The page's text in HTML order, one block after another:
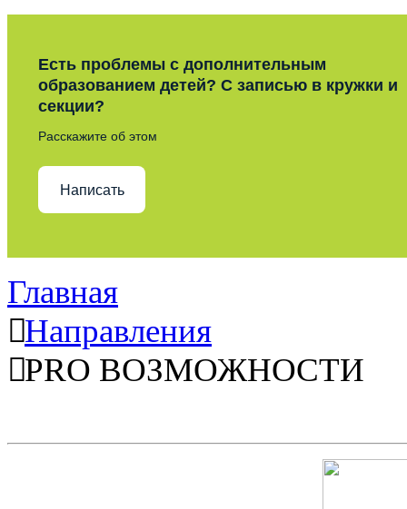
Есть проблемы с дополнительным
образованием детей? С записью в кружки и
секции?
Расскажите об этом
Написать
Главная
Направления
PRO ВОЗМОЖНОСТИ